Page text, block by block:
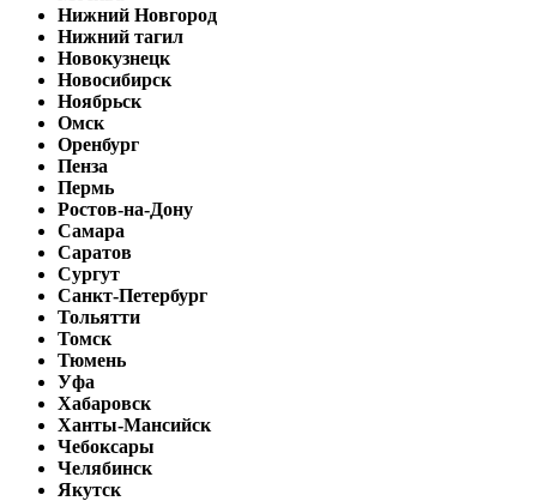
Нижний Новгород
Нижний тагил
Новокузнецк
Новосибирск
Ноябрьск
Омск
Оренбург
Пенза
Пермь
Ростов-на-Дону
Самара
Саратов
Сургут
Санкт-Петербург
Тольятти
Томск
Тюмень
Уфа
Хабаровск
Ханты-Мансийск
Чебоксары
Челябинск
Якутск